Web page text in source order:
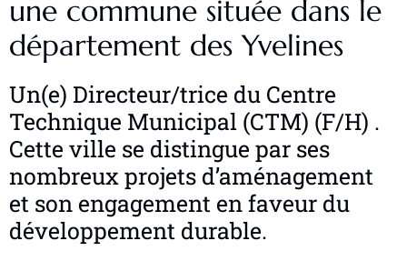
une commune située dans le
département des Yvelines
Un(e) Directeur/trice du Centre
Technique Municipal (CTM) (F/H) .
Cette ville se distingue par ses
nombreux projets d’aménagement
et son engagement en faveur du
développement durable.